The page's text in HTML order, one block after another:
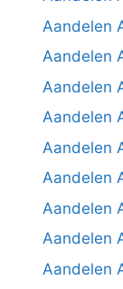
Aandelen
Aandelen
Aandelen
Aandelen
Aandelen
Aandelen
Aandelen
Aandelen
Aandelen